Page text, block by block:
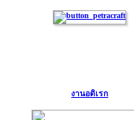
งานอดิเรก